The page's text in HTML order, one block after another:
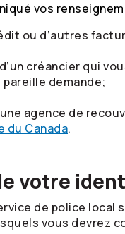
vos
ou d’autres
créancier qui
pareille demande;
agence de
du Canada.
votre
de police local
vous devrez